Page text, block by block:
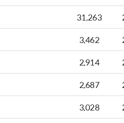
31,263
3,462
2,914
2,687
3,028